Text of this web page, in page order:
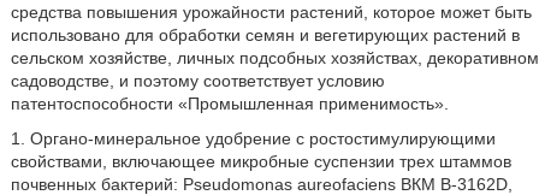
средства повышения урожайности растений, которое может быть
использовано для обработки семян и вегетирующих растений в
сельском хозяйстве, личных подсобных хозяйствах, декоративном
садоводстве, и поэтому соответствует условию
патентоспособности «Промышленная применимость».
1. Органо-минеральное удобрение с ростостимулирующими
свойствами, включающее микробные суспензии трех штаммов
почвенных бактерий: Pseudomonas aureofaciens ВКМ B-3162D,